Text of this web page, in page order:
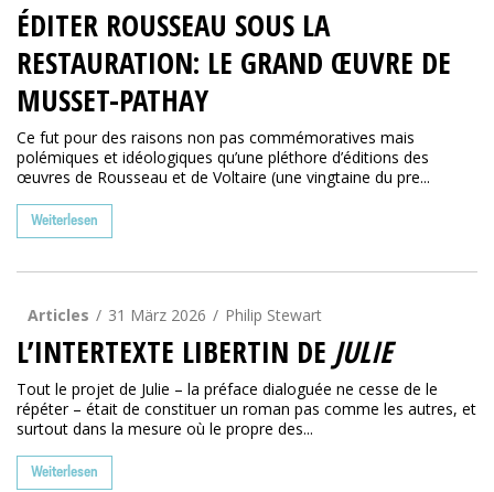
ÉDITER ROUSSEAU SOUS LA
RESTAURATION: LE GRAND ŒUVRE DE
MUSSET-PATHAY
Ce fut pour des raisons non pas commémoratives mais
polémiques et idéologiques qu’une pléthore d’éditions des
œuvres de Rousseau et de Voltaire (une vingtaine du pre...
Weiterlesen
Articles 31 März 2026 Philip Stewart
L’INTERTEXTE LIBERTIN DE JULIE
Tout le projet de Julie – la préface dialoguée ne cesse de le
répéter – était de constituer un roman pas comme les autres, et
surtout dans la mesure où le propre des...
Weiterlesen